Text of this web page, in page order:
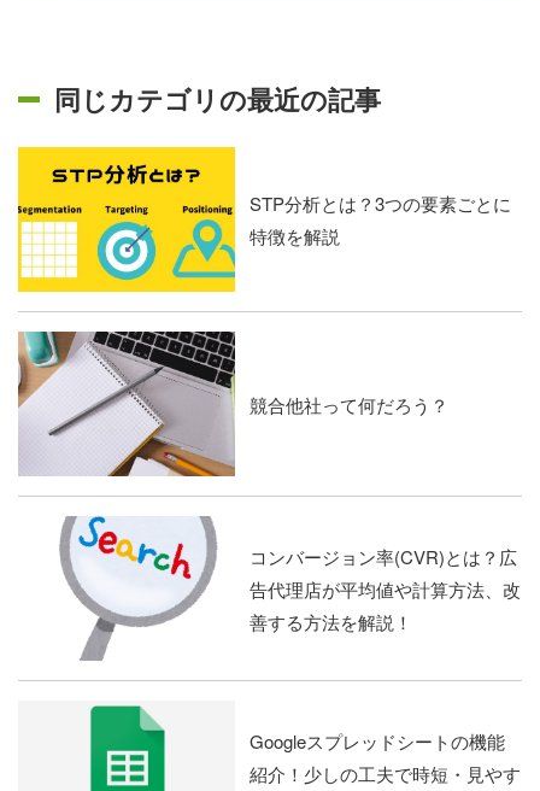
同じカテゴリの最近の記事
STP分析とは？3つの要素ごとに
特徴を解説
競合他社って何だろう？
コンバージョン率(CVR)とは？広
告代理店が平均値や計算方法、改
善する方法を解説！
Googleスプレッドシートの機能
紹介！少しの工夫で時短・見やす